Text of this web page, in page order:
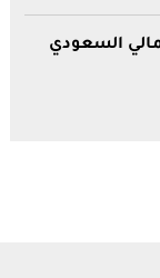
السعودي